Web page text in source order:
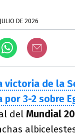
DE 2026
victoria de la
por 3-2 sobre
del Mundial